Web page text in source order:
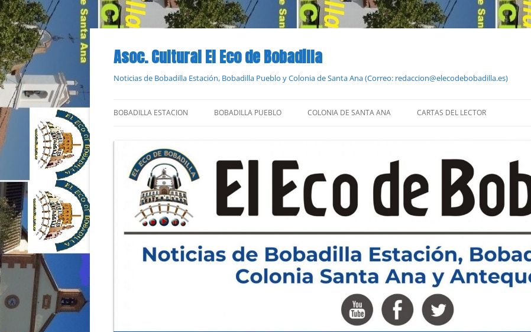
Saltar
contenido
Asoc. Cultural El Eco de Bobadilla
Noticias de Bobadilla Estación, Bobadilla Pueblo y Colonia de Santa Ana (Correo: redaccion@elecodebobadilla.es)
BOBADILLA ESTACION BOBADILLA PUEBLO COLONIA DE SANTA ANA CARTAS DEL LECTOR